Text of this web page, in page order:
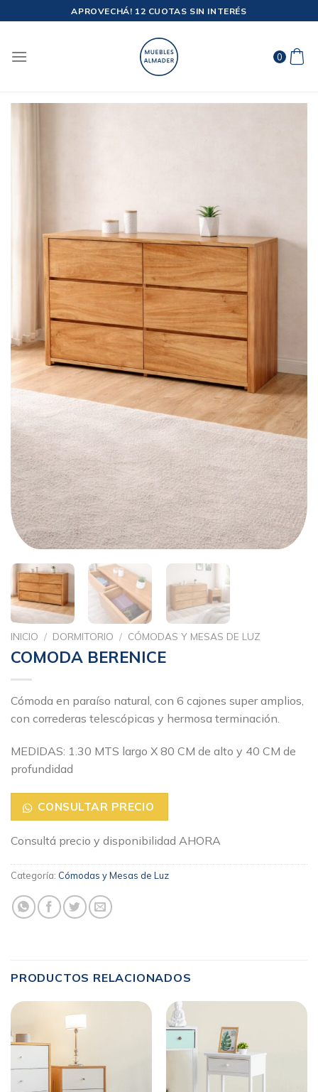
al
APROVECHÁ! 12 CUOTAS SIN INTERÉS
0
INICIO / DORMITORIO / CÓMODAS Y MESAS DE LUZ
COMODA BERENICE
Cómoda en paraíso natural, con 6 cajones super amplios,
con correderas telescópicas y hermosa terminación.
MEDIDAS: 1.30 MTS largo X 80 CM de alto y 40 CM de
profundidad
CONSULTAR PRECIO
Consultá precio y disponibilidad AHORA
Categoría: Cómodas y Mesas de Luz
PRODUCTOS RELACIONADOS